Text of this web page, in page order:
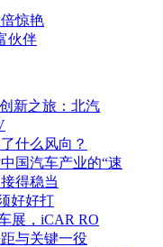
惊艳
伙伴
新之旅：北汽
什么风向？
国汽车产业的“速
得稳当
好好打
展，iCAR RO
与关键一役